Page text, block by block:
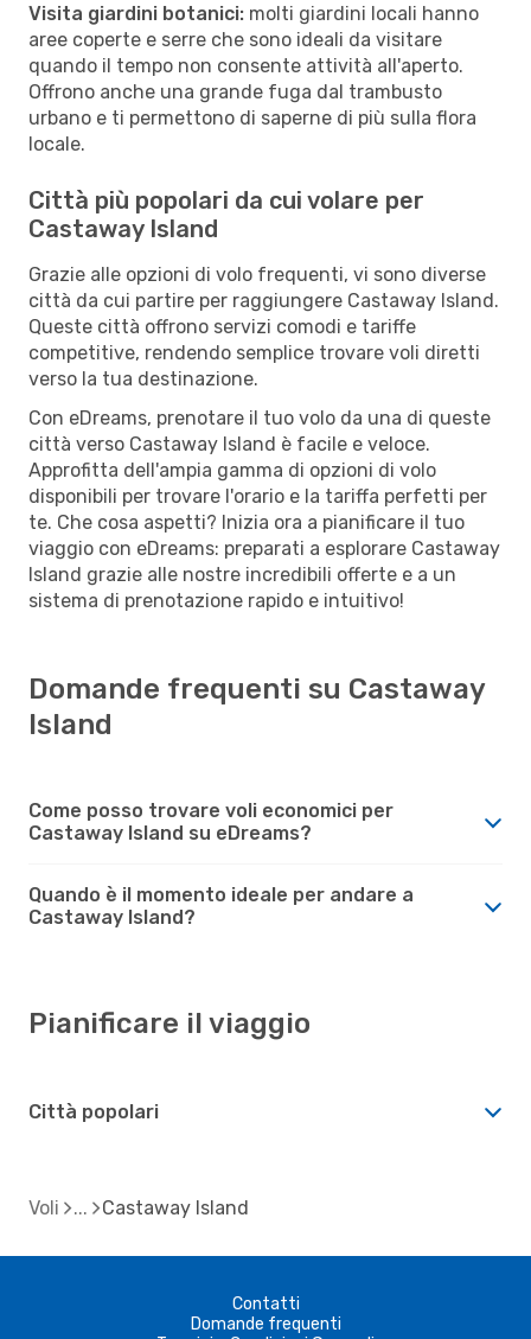
Visita giardini botanici: molti giardini locali hanno
aree coperte e serre che sono ideali da visitare
quando il tempo non consente attività all'aperto.
Offrono anche una grande fuga dal trambusto
urbano e ti permettono di saperne di più sulla flora
locale.
Città più popolari da cui volare per
Castaway Island
Grazie alle opzioni di volo frequenti, vi sono diverse
città da cui partire per raggiungere Castaway Island.
Queste città offrono servizi comodi e tariffe
competitive, rendendo semplice trovare voli diretti
verso la tua destinazione.
Con eDreams, prenotare il tuo volo da una di queste
città verso Castaway Island è facile e veloce.
Approfitta dell'ampia gamma di opzioni di volo
disponibili per trovare l'orario e la tariffa perfetti per
te. Che cosa aspetti? Inizia ora a pianificare il tuo
viaggio con eDreams: preparati a esplorare Castaway
Island grazie alle nostre incredibili offerte e a un
sistema di prenotazione rapido e intuitivo!
Domande frequenti su Castaway
Island
Come posso trovare voli economici per
Castaway Island su eDreams?
Quando è il momento ideale per andare a
Castaway Island?
Pianificare il viaggio
Città popolari
Voli Castaway Island
Contatti
Domande frequenti